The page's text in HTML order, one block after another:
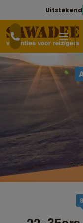
Uitstekend